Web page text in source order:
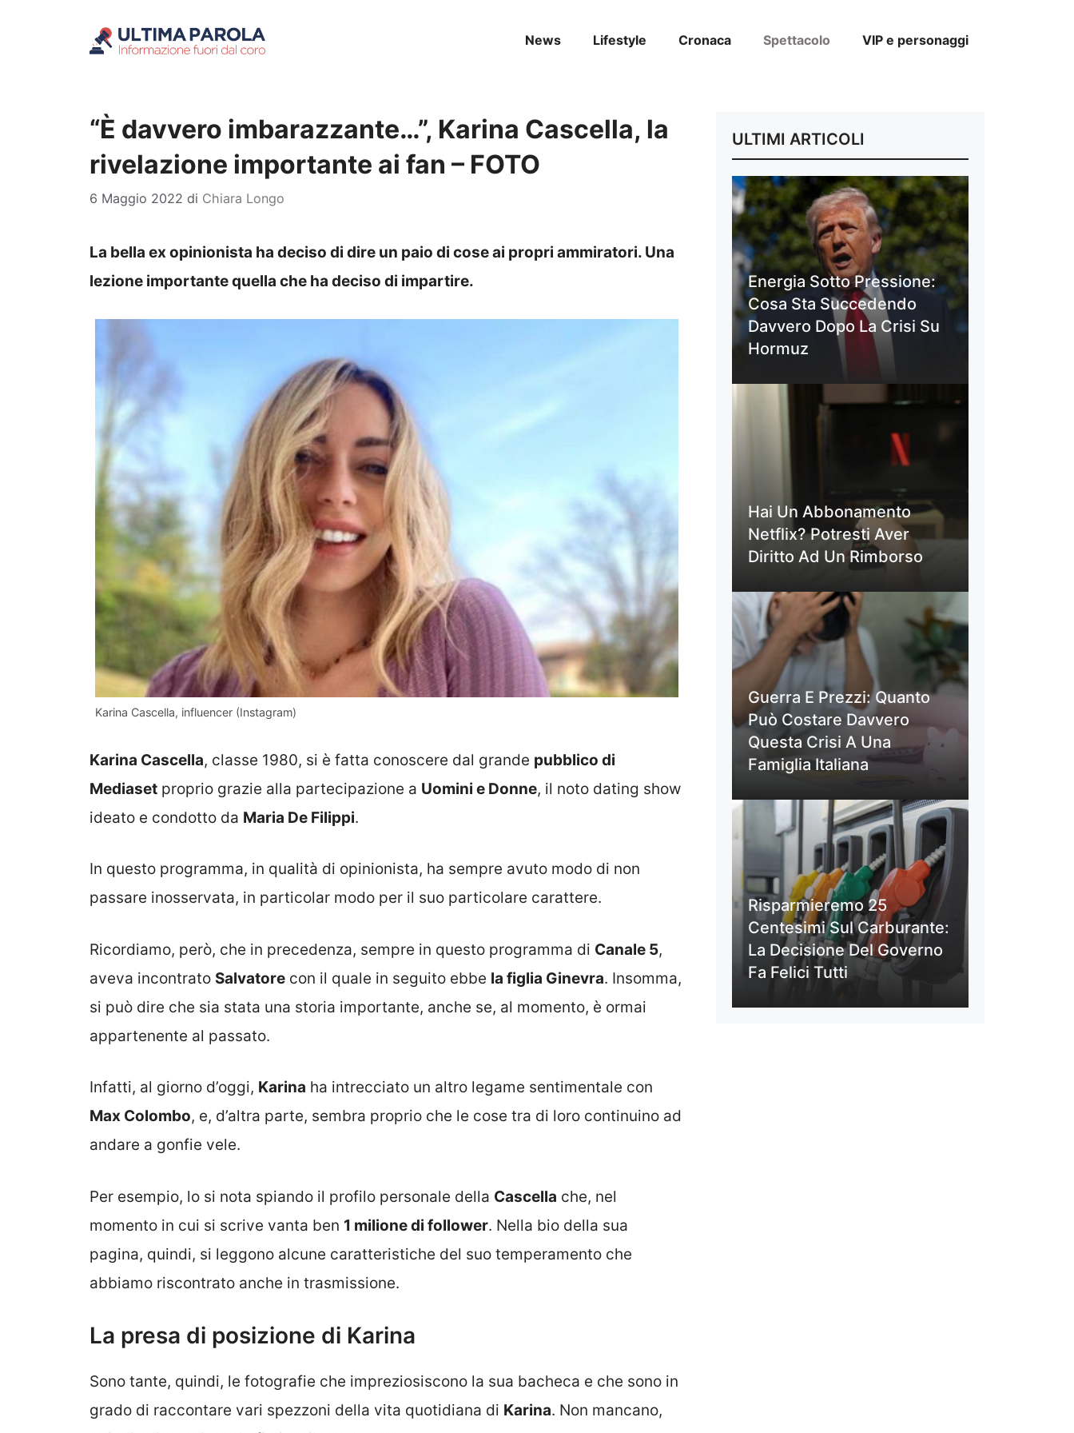
News Lifestyle Cronaca Spettacolo VIP e personaggi
“È davvero imbarazzante…”, Karina Cascella, la
rivelazione importante ai fan – FOTO
6 Maggio 2022 di Chiara Longo
La bella ex opinionista ha deciso di dire un paio di cose ai propri ammiratori. Una
lezione importante quella che ha deciso di impartire.
Karina Cascella, influencer (Instagram)
Karina Cascella, classe 1980, si è fatta conoscere dal grande pubblico di
Mediaset proprio grazie alla partecipazione a Uomini e Donne, il noto dating show
ideato e condotto da Maria De Filippi.
In questo programma, in qualità di opinionista, ha sempre avuto modo di non
passare inosservata, in particolar modo per il suo particolare carattere.
Ricordiamo, però, che in precedenza, sempre in questo programma di Canale 5,
aveva incontrato Salvatore con il quale in seguito ebbe la figlia Ginevra. Insomma,
si può dire che sia stata una storia importante, anche se, al momento, è ormai
appartenente al passato.
Infatti, al giorno d’oggi, Karina ha intrecciato un altro legame sentimentale con
Max Colombo, e, d’altra parte, sembra proprio che le cose tra di loro continuino ad
andare a gonfie vele.
Per esempio, lo si nota spiando il profilo personale della Cascella che, nel
momento in cui si scrive vanta ben 1 milione di follower. Nella bio della sua
pagina, quindi, si leggono alcune caratteristiche del suo temperamento che
abbiamo riscontrato anche in trasmissione.
La presa di posizione di Karina
Sono tante, quindi, le fotografie che impreziosiscono la sua bacheca e che sono in
grado di raccontare vari spezzoni della vita quotidiana di Karina. Non mancano,
ULTIMI ARTICOLI
Energia Sotto Pressione:
Cosa Sta Succedendo
Davvero Dopo La Crisi Su
Hormuz
Hai Un Abbonamento
Netflix? Potresti Aver
Diritto Ad Un Rimborso
Guerra E Prezzi: Quanto
Può Costare Davvero
Questa Crisi A Una
Famiglia Italiana
Risparmieremo 25
Centesimi Sul Carburante:
La Decisione Del Governo
Fa Felici Tutti